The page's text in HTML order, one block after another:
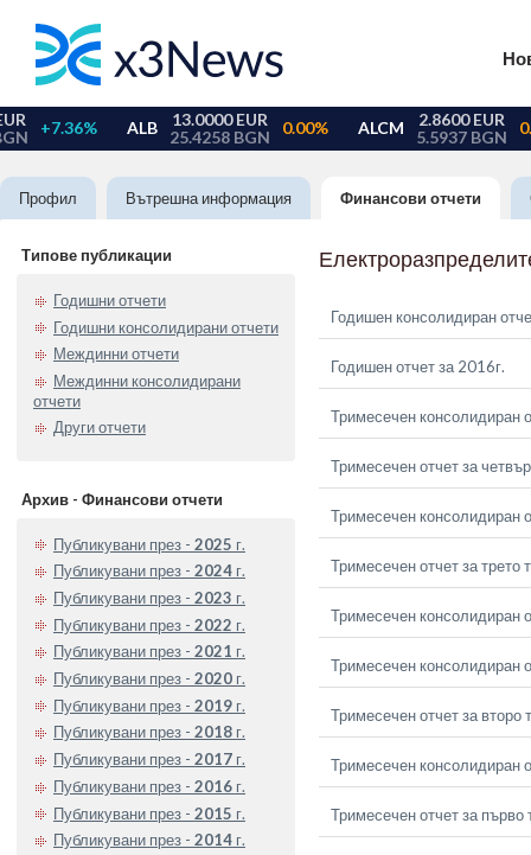
Профил Вътрешна информация Финансови отчети
Типове публикации
Годишни отчети
Годишни консолидирани отчети
Междинни отчети
Междинни консолидирани
отчети
Други отчети
Архив - Финансови отчети
Публикувани през - 2025 г.
Публикувани през - 2024 г.
Публикувани през - 2023 г.
Публикувани през - 2022 г.
Публикувани през - 2021 г.
Публикувани през - 2020 г.
Публикувани през - 2019 г.
Публикувани през - 2018 г.
Публикувани през - 2017 г.
Публикувани през - 2016 г.
Публикувани през - 2015 г.
Публикувани през - 2014 г.
Годишен консолидиран
Годишен отчет за 2016г.
Тримесечен консолидиран
Тримесечен отчет за
Тримесечен консолидиран
Тримесечен отчет за трето
Тримесечен консолидиран
Тримесечен консолидиран
Тримесечен отчет за второ
Тримесечен консолидиран
Тримесечен отчет за